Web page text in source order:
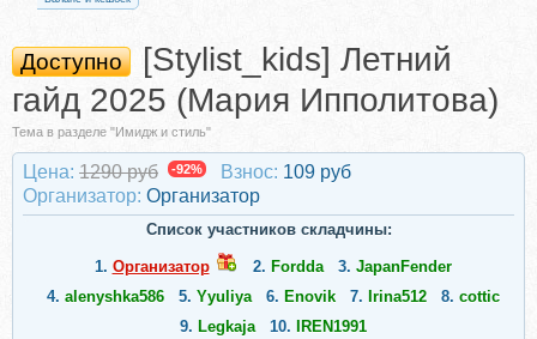
Доступно
[Stylist_kids] Летний
гайд 2025 (Мария Ипполитова)
Тема в разделе "Имидж и стиль"
Цена: 1290 руб -92% Взнос: 109 руб
Организатор: Организатор
Список участников складчины:
1. Организатор 2. Fordda 3. JapanFender
4. alenyshka586 5. Yyuliya 6. Enovik 7. Irina512 8. cottic
9. Legkaja 10. IREN1991